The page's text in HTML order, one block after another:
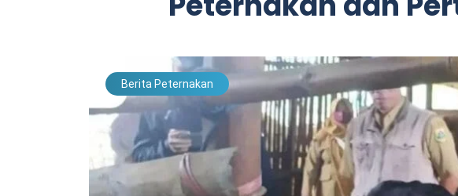
Berita Peternakan